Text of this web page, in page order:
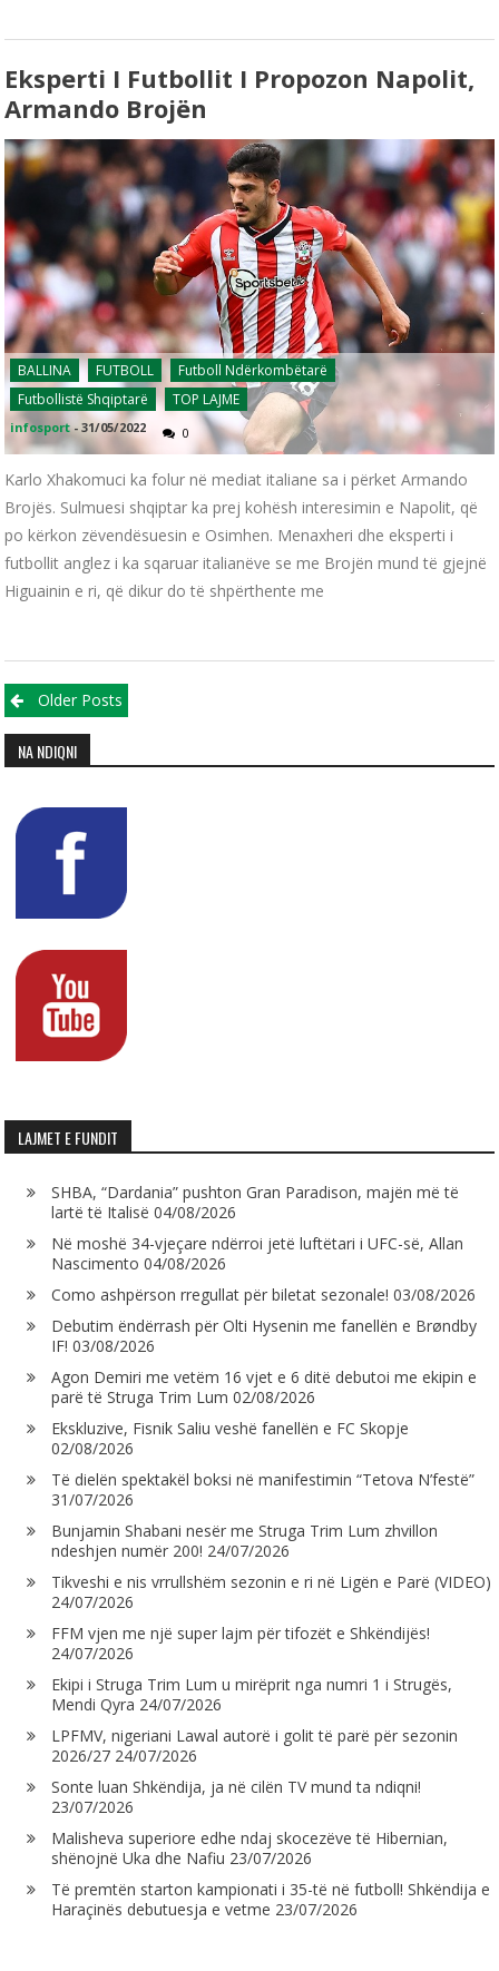
Eksperti I Futbollit I Propozon Napolit,
Armando Brojën
BALLINA FUTBOLL
Futboll Ndërkombëtarë
Futbollistë Shqiptarë
TOP LAJME
infosport -31/05/2022 0
Karlo Xhakomuci ka folur në mediat italiane sa i përket Armando
Brojës. Sulmuesi shqiptar ka prej kohësh interesimin e Napolit, që
po kërkon zëvendësuesin e Osimhen. Menaxheri dhe eksperti i
futbollit anglez i ka sqaruar italianëve se me Brojën mund të gjejnë
Higuainin e ri, që dikur do të shpërthente me
Posts navigation
Older Posts
NA NDIQNI
LAJMET E FUNDIT
SHBA, “Dardania” pushton Gran Paradison, majën më të
lartë të Italisë 04/08/2026
Në moshë 34-vjeçare ndërroi jetë luftëtari i UFC-së, Allan
Nascimento 04/08/2026
Como ashpërson rregullat për biletat sezonale! 03/08/2026
Debutim ëndërrash për Olti Hysenin me fanellën e Brøndby
IF! 03/08/2026
Agon Demiri me vetëm 16 vjet e 6 ditë debutoi me ekipin e
parë të Struga Trim Lum 02/08/2026
Ekskluzive, Fisnik Saliu veshë fanellën e FC Skopje
02/08/2026
Të dielën spektakël boksi në manifestimin “Tetova N’festë”
31/07/2026
Bunjamin Shabani nesër me Struga Trim Lum zhvillon
ndeshjen numër 200! 24/07/2026
Tikveshi e nis vrrullshëm sezonin e ri në Ligën e Parë (VIDEO)
24/07/2026
FFM vjen me një super lajm për tifozët e Shkëndijës!
24/07/2026
Ekipi i Struga Trim Lum u mirëprit nga numri 1 i Strugës,
Mendi Qyra 24/07/2026
LPFMV, nigeriani Lawal autorë i golit të parë për sezonin
2026/27 24/07/2026
Sonte luan Shkëndija, ja në cilën TV mund ta ndiqni!
23/07/2026
Malisheva superiore edhe ndaj skocezëve të Hibernian,
shënojnë Uka dhe Nafiu 23/07/2026
Të premtën starton kampionati i 35-të në futboll! Shkëndija e
Haraçinës debutuesja e vetme 23/07/2026